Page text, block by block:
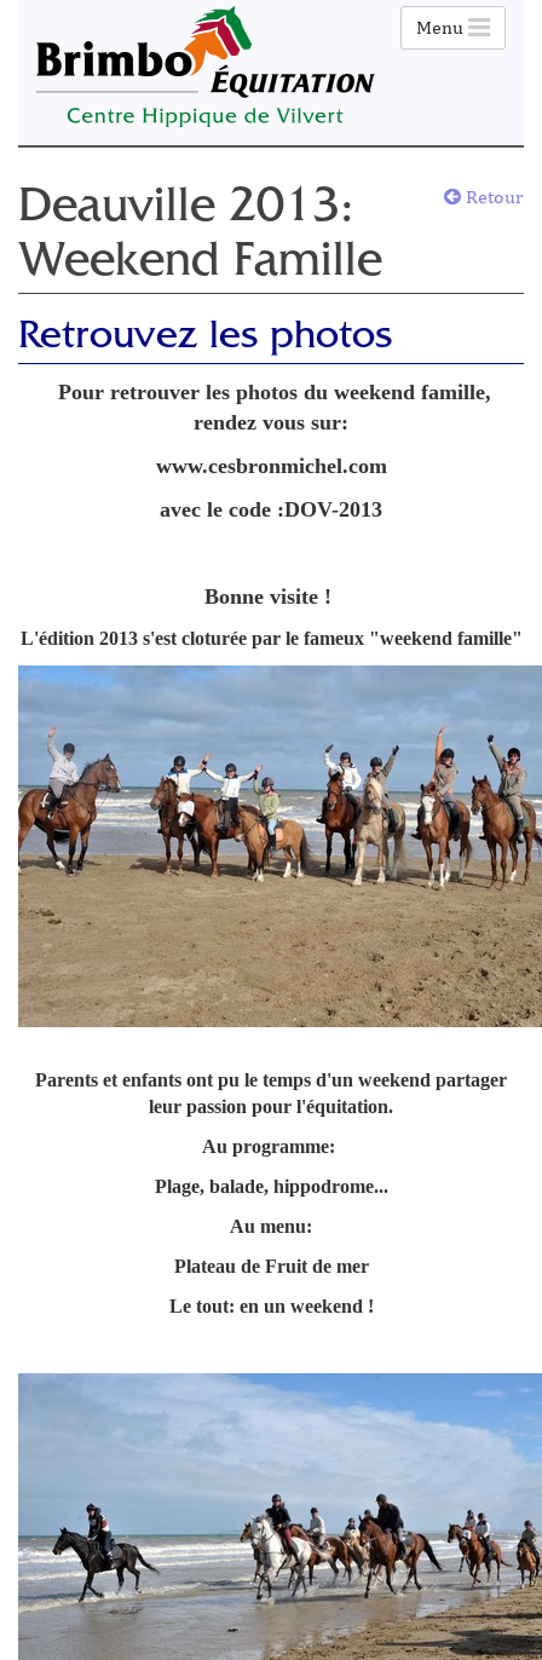
Menu
Retour
Deauville 2013:
Weekend Famille
Retrouvez les photos
Pour retrouver les photos du weekend famille,
rendez vous sur:
www.cesbronmichel.com
avec le code :DOV-2013
Bonne visite !
L'édition 2013 s'est cloturée par le fameux "weekend famille"
Parents et enfants ont pu le temps d'un weekend partager
leur passion pour l'équitation.
Au programme:
Plage, balade, hippodrome...
Au menu:
Plateau de Fruit de mer
Le tout: en un weekend !